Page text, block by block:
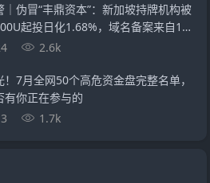
｜伪冒“丰鼎资本”：新加坡持牌机构被
起投日化1.68%，域名备案来自1万
2.6k
！7月全网50个高危资金盘完整名单，
有你正在参与的
1.7k